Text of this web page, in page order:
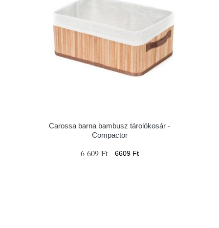
Carossa barna bambusz tárolókosár -
Compactor
6 609 Ft 6609 Ft